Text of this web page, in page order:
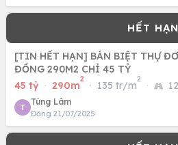
[TIN HẾT HẠN] BÁN BIỆT THỰ
ĐỒNG 290M2 CHỈ 45 TỶ
45 tỷ · 290m
2
· 135 tr/m
2
·
T
Tùng Lâm
Đăng 21/07/2025